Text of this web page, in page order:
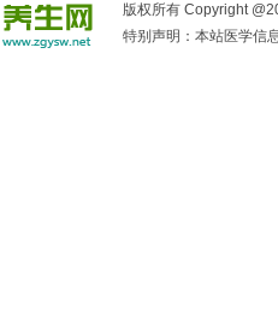
版权所有 Copyright
特别声明：本站医学信